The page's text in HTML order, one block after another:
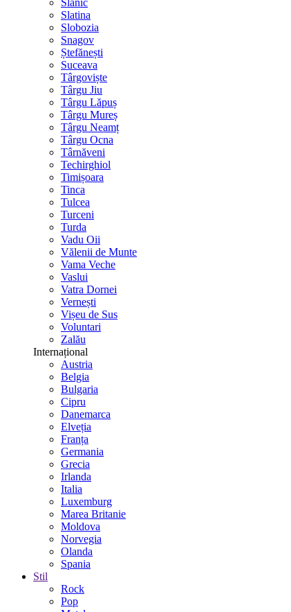
Slănic
Slatina
Slobozia
Snagov
Ștefănești
Suceava
Târgoviște
Târgu Jiu
Târgu Lăpuș
Târgu Mureș
Târgu Neamț
Târgu Ocna
Târnăveni
Techirghiol
Timișoara
Tinca
Tulcea
Turceni
Turda
Vadu Oii
Vălenii de Munte
Vama Veche
Vaslui
Vatra Dornei
Vernești
Vișeu de Sus
Voluntari
Zalău
Internațional
Austria
Belgia
Bulgaria
Cipru
Danemarca
Elveția
Franța
Germania
Grecia
Irlanda
Italia
Luxemburg
Marea Britanie
Moldova
Norvegia
Olanda
Spania
Stil
Rock
Pop